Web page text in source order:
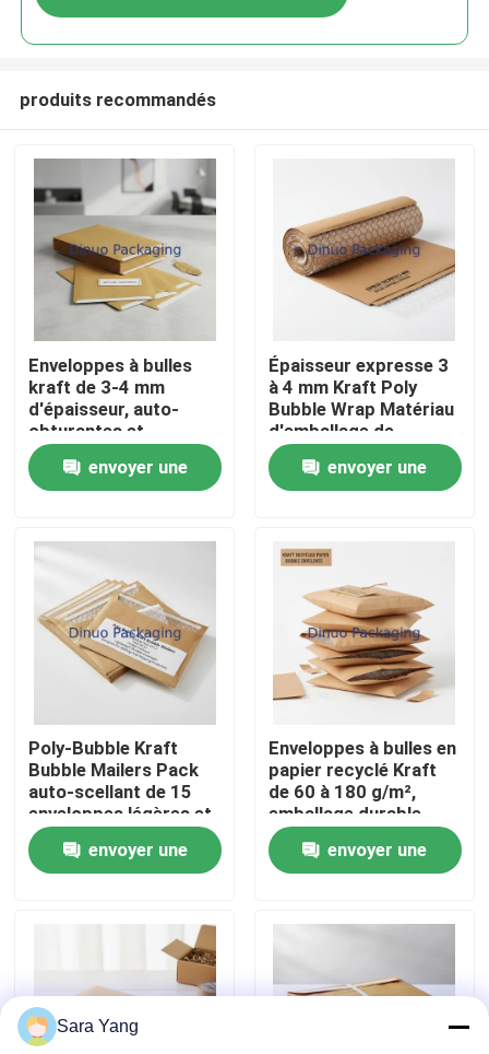
Maison
Produits
À propos de nous
Visite de l'usine
Contrôle qualité
Contactez-nous
Bulle Mailing sacs
produits recommandés
Enveloppes à bulles
kraft de 3-4 mm
d'épaisseur, auto-
obturantes et
durables,
rembourrées, idéales
pour l'expédition
documents et
d'articles
envoyer une
Épaisseur expresse 3
à 4 mm Kraft Poly
Bubble Wrap Matériau
d'emballage de
protection conçu pour
un transport et un
stockage sécurisés
envoyer une
Poly-Bubble Kraft
Bubble Mailers Pack
auto-scellant de 15
enveloppes légères et
durables conçues
pour la protection du
courrier et de
envoyer une
Enveloppes à bulles en
papier recyclé Kraft
de 60 à 180 g/m²,
emballage durable
d'une épaisseur de 3 à
4 mm, adapté à
l'expédition sécurisée
envoyer une
Sara Yang